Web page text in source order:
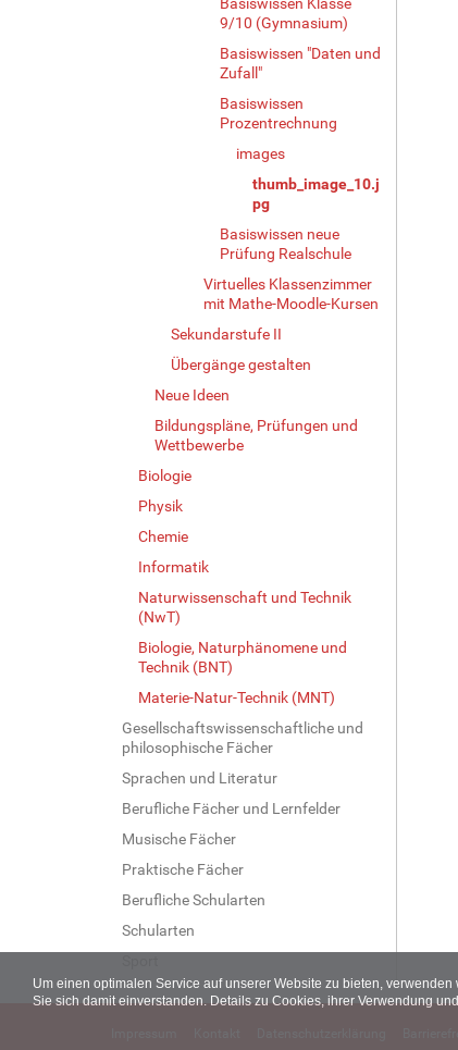
Um einen optimalen Service auf unserer Website zu bieten,
Sie sich damit einverstanden. Details zu Cookies, ihrer Verwendung
9/10 (Gymnasium)
Basiswissen "Daten und
Zufall"
Basiswissen
Prozentrechnung
images
thumb_image_10.j
pg
Basiswissen neue
Prüfung Realschule
Virtuelles Klassenzimmer
mit Mathe-Moodle-Kursen
Sekundarstufe II
Übergänge gestalten
Neue Ideen
Bildungspläne, Prüfungen und
Wettbewerbe
Biologie
Physik
Chemie
Informatik
Naturwissenschaft und Technik
(NwT)
Biologie, Naturphänomene und
Technik (BNT)
Materie-Natur-Technik (MNT)
Gesellschaftswissenschaftliche und
philosophische Fächer
Sprachen und Literatur
Berufliche Fächer und Lernfelder
Musische Fächer
Praktische Fächer
Berufliche Schularten
Schularten